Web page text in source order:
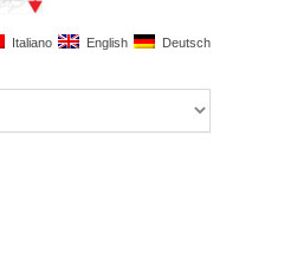
Italiano English Deutsch